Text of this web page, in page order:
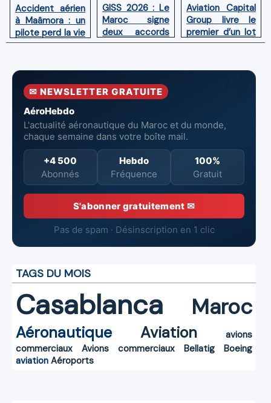
Accident aérien
à Maâmora : un
pilote perd la vie
en combat
incendie
GISS 2026 : Le
Maroc signe
deux accords
avec l'OACI
la surveillance
aériennes.
Aviation Capital
Group livre le
premier d’un lot
de six Boeing
neufs à Royal Air
✉ NEWSLETTER GRATUITE
AéroHebdo
L'actualité aéronautique du Maroc et du monde,
chaque semaine dans votre boîte mail.
+4 500
Abonnés
Hebdo
Fréquence
100%
Gratuit
S'abonner gratuitement ✉
Pas de spam · Désinscription en 1 clic
TAGS DU MOIS
Casablanca Maroc
Aéronautique Aviation
avions
commerciaux
Avions commerciaux Bellatig
Boeing
aviation Aéroports